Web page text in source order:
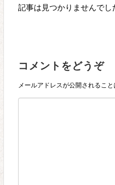
記事は見つかりませんでし
コメントをどうぞ
メールアドレスが公開されること